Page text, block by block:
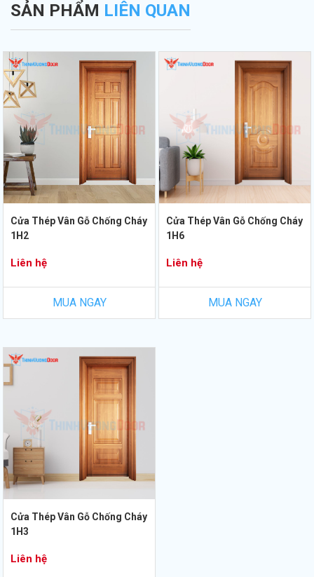
SẢN PHẨM LIÊN QUAN
Cửa Thép Vân Gỗ Chống Cháy
1H2
Liên hệ
MUA NGAY
Cửa Thép Vân Gỗ Chống Cháy
1H6
Liên hệ
MUA NGAY
Cửa Thép Vân Gỗ Chống Cháy
1H3
Liên hệ